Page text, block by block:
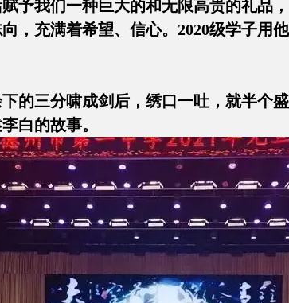
予我们一种巨大的和无限高贵的礼品
，充满着希望、信心。2020级学子用
的三分啸成剑后，绣口一吐，就半个
白的故事。